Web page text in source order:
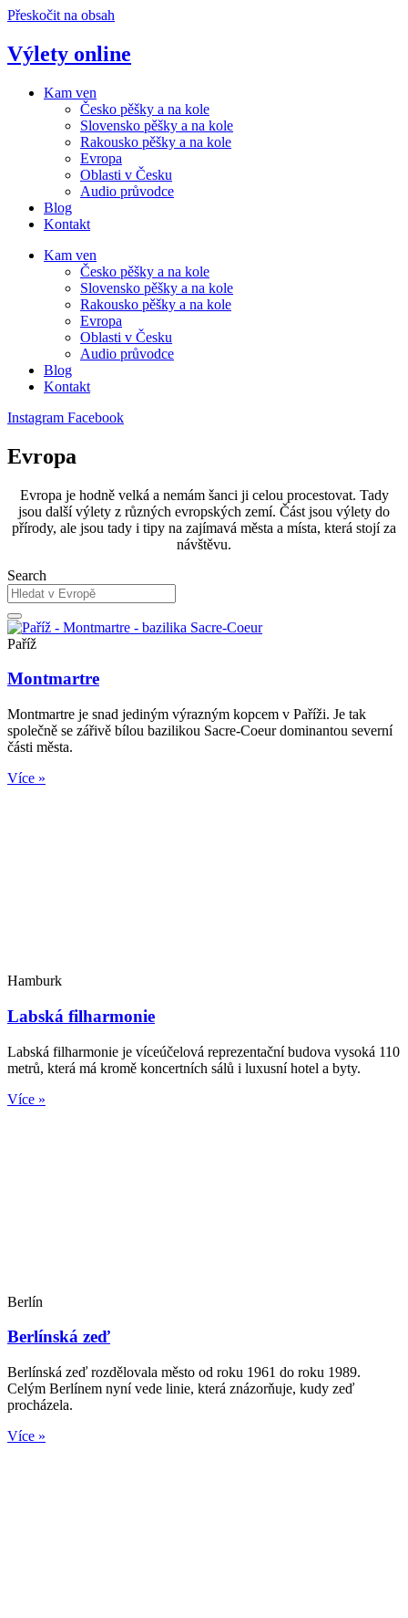
Přeskočit na obsah
Výlety online
Kam ven
Česko pěšky a na kole
Slovensko pěšky a na kole
Rakousko pěšky a na kole
Evropa
Oblasti v Česku
Audio průvodce
Blog
Kontakt
Kam ven
Česko pěšky a na kole
Slovensko pěšky a na kole
Rakousko pěšky a na kole
Evropa
Oblasti v Česku
Audio průvodce
Blog
Kontakt
Instagram Facebook
Evropa
Evropa je hodně velká a nemám šanci ji celou procestovat. Tady
jsou další výlety z různých evropských zemí. Část jsou výlety do
přírody, ale jsou tady i tipy na zajímavá města a místa, která stojí za
návštěvu.
Search
Paříž
Montmartre
Montmartre je snad jediným výrazným kopcem v Paříži. Je tak
společně se zářivě bílou bazilikou Sacre-Coeur dominantou severní
části města.
Více »
Hamburk
Labská filharmonie
Labská filharmonie je víceúčelová reprezentační budova vysoká 110
metrů, která má kromě koncertních sálů i luxusní hotel a byty.
Více »
Berlín
Berlínská zeď
Berlínská zeď rozdělovala město od roku 1961 do roku 1989.
Celým Berlínem nyní vede linie, která znázorňuje, kudy zeď
procházela.
Více »